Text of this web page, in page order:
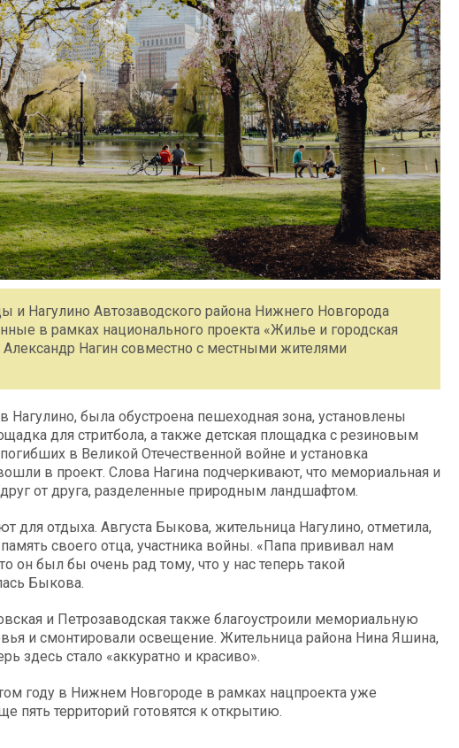
и Нагулино Автозаводского района Нижнего Новгорода
в рамках национального проекта «Жилье и городская
Александр Нагин совместно с местными жителями
Нагулино, была обустроена пешеходная зона, установлены
для стритбола, а также детская площадка с резиновым
в Великой Отечественной войне и установка
в проект. Слова Нагина подчеркивают, что мемориальная и
от друга, разделенные природным ландшафтом.
для отдыха. Августа Быкова, жительница Нагулино, отметила,
своего отца, участника войны. «Папа прививал нам
он был бы очень рад тому, что у нас теперь такой
Быкова.
и Петрозаводская также благоустроили мемориальную
и смонтировали освещение. Жительница района Нина Яшина,
здесь стало «аккуратно и красиво».
году в Нижнем Новгороде в рамках нацпроекта уже
пять территорий готовятся к открытию.